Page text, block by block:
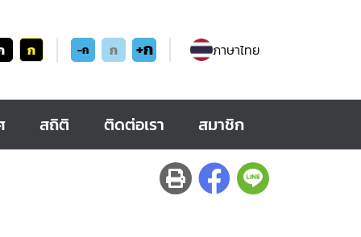
ก -ก ก +ก ภาษาไทย
สถิติ ติดต่อเรา สมาชิก